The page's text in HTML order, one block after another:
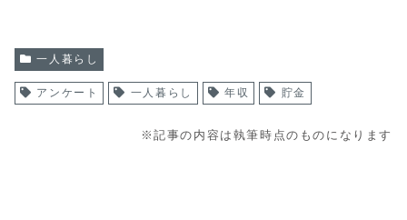
一人暮らし
アンケート 一人暮らし 年収 貯金
※記事の内容は執筆時点のものになります